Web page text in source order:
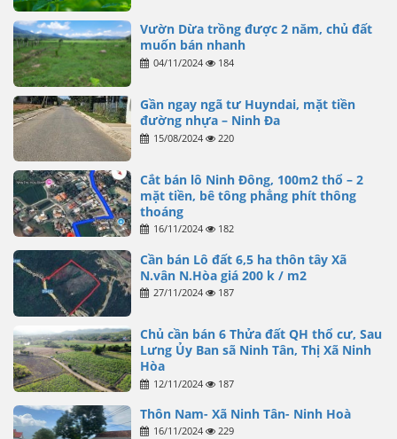
Vườn Dừa trồng được 2 năm, chủ đất
muốn bán nhanh
04/11/2024 184
Gần ngay ngã tư Huyndai, mặt tiền
đường nhựa – Ninh Đa
15/08/2024 220
Cắt bán lô Ninh Đông, 100m2 thổ – 2
mặt tiền, bê tông phẳng phít thông
thoáng
16/11/2024 182
Cần bán Lô đất 6,5 ha thôn tây Xã
N.vân N.Hòa giá 200 k / m2
27/11/2024 187
Chủ cần bán 6 Thửa đất QH thổ cư, Sau
Lưng Ủy Ban sã Ninh Tân, Thị Xã Ninh
Hòa
12/11/2024 187
Thôn Nam- Xã Ninh Tân- Ninh Hoà
16/11/2024 229